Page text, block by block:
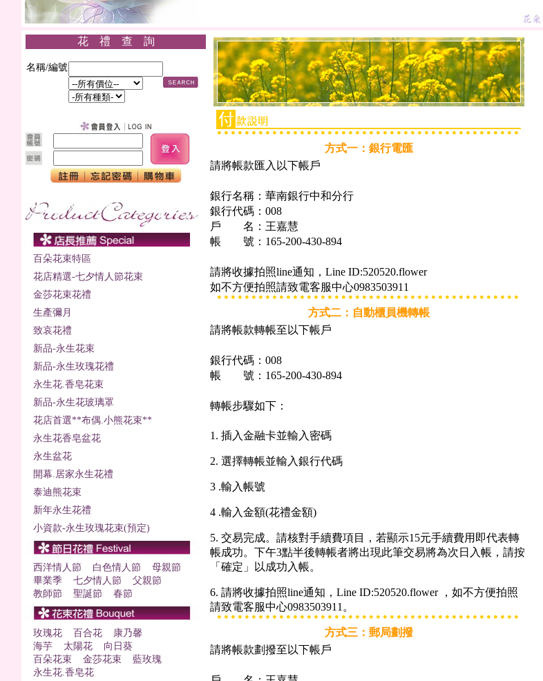
花 禮 查 詢
名稱/編號
方式一：銀行電匯
請將帳款匯入以下帳戶
銀行名稱：華南銀行中和分行
銀行代碼：008
戶 名：王嘉慧
帳 號：165-200-430-894
請將收據拍照line通知，Line ID:520520.flower
如不方便拍照請致電客服中心0983503911
方式二：自動櫃員機轉帳
請將帳款轉帳至以下帳戶
銀行代碼：008
帳 號：165-200-430-894
轉帳步驟如下：
1. 插入金融卡並輸入密碼
2. 選擇轉帳並輸入銀行代碼
3 .輸入帳號
4 .輸入金額(花禮金額)
5. 交易完成。請核對手續費項目，若顯示15元手續費用即代表轉
帳成功。下午3點半後轉帳者將出現此筆交易將為次日入帳，請按
「確定」以成功入帳。
6. 請將收據拍照line通知，Line ID:520520.flower ，如不方便拍照
請致電客服中心0983503911。
方式三：郵局劃撥
請將帳款劃撥至以下帳戶
百朵花束特區
花店精選-七夕情人節花束
金莎花束花禮
生產彌月
致哀花禮
新品-永生花束
新品-永生玫瑰花禮
永生花.香皂花束
新品-永生花玻璃罩
花店首選**布偶.小熊花束**
永生花香皂盆花
永生盆花
開幕.居家永生花禮
泰迪熊花束
新年永生花禮
小資款-永生玫瑰花束(預定)
西洋情人節 白色情人節
母親節
畢業季
七夕情人節
父親節
教師節
聖誕節 春節
玫瑰花 百合花
康乃馨
海芋
太陽花
向日葵
百朵花束
金莎花束
藍玫瑰
永生花.香皂花